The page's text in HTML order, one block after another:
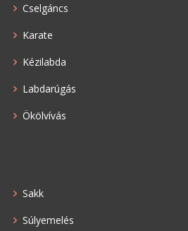
Cselgáncs
Karate
Kézilabda
Labdarúgás
Ökölvívás
Sakk
Súlyemelés